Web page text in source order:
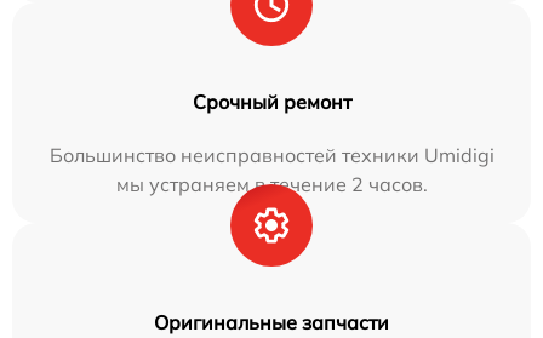
Срочный ремонт
Большинство неисправностей техники Umidigi
мы устраняем в течение 2 часов.
Оригинальные запчасти